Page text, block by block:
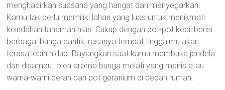
menghadirkan suasana yang hangat dan menyegarkan.
Kamu tak perlu memiliki lahan yang luas untuk menikmati
keindahan tanaman hias. Cukup dengan pot-pot kecil berisi
berbagai bunga cantik, rasanya tempat tinggalmu akan
terasa lebih hidup. Bayangkan saat kamu membuka jendela
dan disambut oleh aroma bunga melati yang manis atau
warna-warni cerah dari pot geranium di depan rumah.